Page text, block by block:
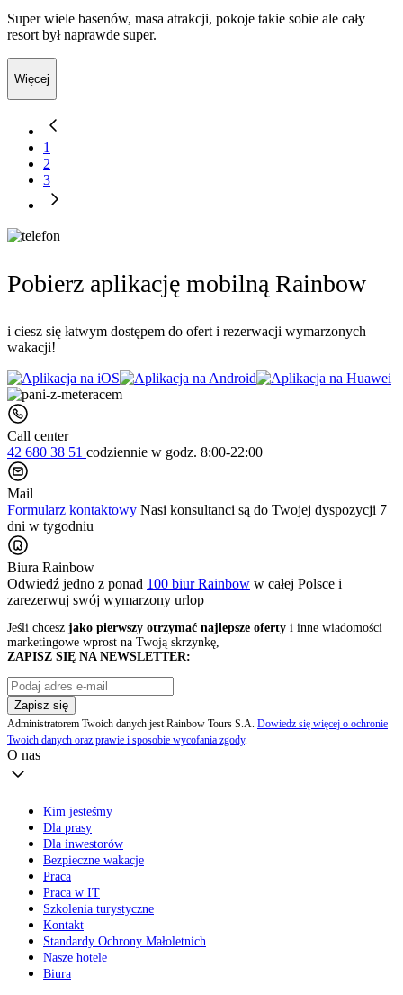
Super wiele basenów, masa atrakcji, pokoje takie sobie ale cały
resort był naprawde super.
Więcej
1
2
3
Pobierz aplikację mobilną Rainbow
i ciesz się łatwym dostępem do ofert i rezerwacji wymarzonych
wakacji!
Call center
42 680 38 51 codziennie w godz. 8:00-22:00
Mail
Formularz kontaktowy Nasi konsultanci są do Twojej dyspozycji 7
dni w tygodniu
Biura Rainbow
Odwiedź jedno z ponad 100 biur Rainbow w całej Polsce i
zarezerwuj swój wymarzony urlop
Jeśli chcesz jako pierwszy otrzymać najlepsze oferty i inne wiadomości
marketingowe wprost na Twoją skrzynkę,
ZAPISZ SIĘ NA NEWSLETTER:
Zapisz się
Administratorem Twoich danych jest Rainbow Tours S.A. Dowiedz się więcej o ochronie
Twoich danych oraz prawie i sposobie wycofania zgody.
O nas
Kim jesteśmy
Dla prasy
Dla inwestorów
Bezpieczne wakacje
Praca
Praca w IT
Szkolenia turystyczne
Kontakt
Standardy Ochrony Małoletnich
Nasze hotele
Biura